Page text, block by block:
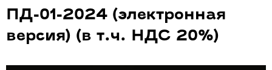
ПД-01-2024 (электронная
версия) (в т.ч. НДС 20%)